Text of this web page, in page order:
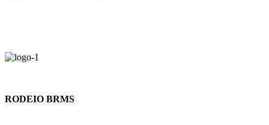
RODEIO BRMS